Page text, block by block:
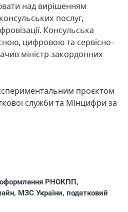
над вирішенням
послуг,
Консульська
цифровою та сервісно-
міністр закордонних
проєктом
служби та Мінцифри за
оформлення РНОКПП,
, МЗС України, податковий